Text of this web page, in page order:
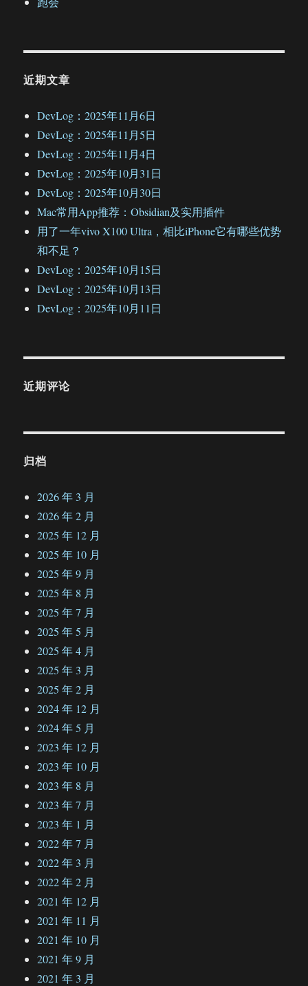
近期文章
DevLog：2025年11月6日
DevLog：2025年11月5日
DevLog：2025年11月4日
DevLog：2025年10月31日
DevLog：2025年10月30日
Mac常用App推荐：Obsidian及实用插件
用了一年vivo X100 Ultra，相比iPhone它有哪些优势
和不足？
DevLog：2025年10月15日
DevLog：2025年10月13日
DevLog：2025年10月11日
近期评论
归档
2026 年 3 月
2026 年 2 月
2025 年 12 月
2025 年 10 月
2025 年 9 月
2025 年 8 月
2025 年 7 月
2025 年 5 月
2025 年 4 月
2025 年 3 月
2025 年 2 月
2024 年 12 月
2024 年 5 月
2023 年 12 月
2023 年 10 月
2023 年 8 月
2023 年 7 月
2023 年 1 月
2022 年 7 月
2022 年 3 月
2022 年 2 月
2021 年 12 月
2021 年 11 月
2021 年 10 月
2021 年 9 月
2021 年 3 月